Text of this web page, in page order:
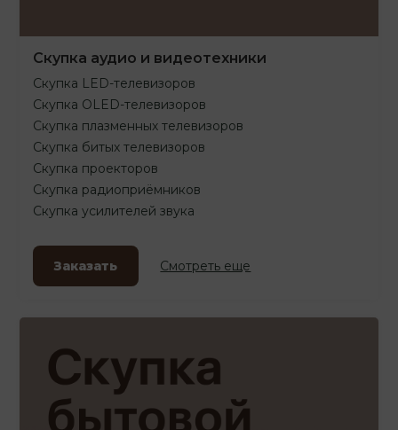
Скупка аудио и видеотехники
Скупка LED-телевизоров
Скупка OLED-телевизоров
Скупка плазменных телевизоров
Скупка битых телевизоров
Скупка проекторов
Скупка радиоприёмников
Скупка усилителей звука
Заказать Смотреть еще